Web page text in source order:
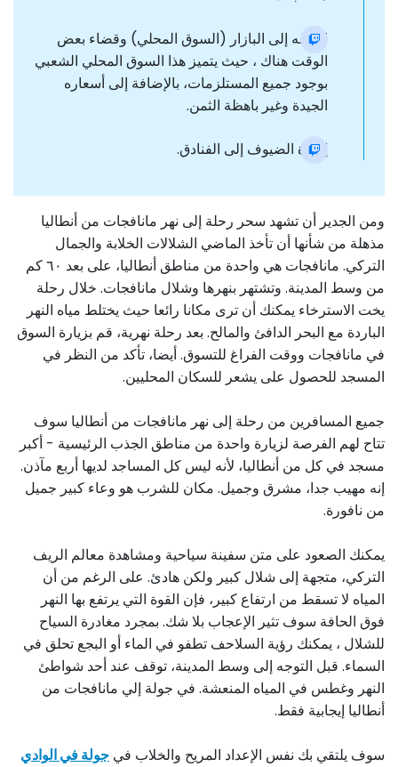
التوجه إلى البازار (السوق المحلي) وقضاء بعض
الوقت هناك ، حيث يتميز هذا السوق المحلي الشعبي
بوجود جميع المستلزمات، بالإضافة إلى أسعاره
الجيدة وغير باهظة الثمن.
إعادة الضيوف إلى الفنادق.
ومن الجدير أن تشهد سحر رحلة إلى نهر مانافجات من أنطاليا
مذهلة من شأنها أن تأخذ الماضي الشلالات الخلابة والجمال
التركي. مانافجات هي واحدة من مناطق أنطاليا، على بعد ٦٠ كم
من وسط المدينة. وتشتهر بنهرها وشلال مانافجات. خلال رحلة
يخت الاسترخاء يمكنك أن ترى مكانا رائعا حيث يختلط مياه النهر
الباردة مع البحر الدافئ والمالح. بعد رحلة نهرية، قم بزيارة السوق
في مانافجات ووقت الفراغ للتسوق. أيضا، تأكد من النظر في
المسجد للحصول على يشعر للسكان المحليين.
جميع المسافرين من رحلة إلى نهر مانافجات من أنطاليا سوف
تتاح لهم الفرصة لزيارة واحدة من مناطق الجذب الرئيسية - أكبر
مسجد في كل من أنطاليا، لأنه ليس كل المساجد لديها أربع مآذن.
إنه مهيب جدا، مشرق وجميل. مكان للشرب هو وعاء كبير جميل
من نافورة.
يمكنك الصعود على متن سفينة سياحية ومشاهدة معالم الريف
التركي، متجهة إلى شلال كبير ولكن هادئ. على الرغم من أن
المياه لا تسقط من ارتفاع كبير، فإن القوة التي يرتفع بها النهر
فوق الحافة سوف تثير الإعجاب بلا شك. بمجرد مغادرة السياح
للشلال ، يمكنك رؤية السلاحف تطفو في الماء أو البجع تحلق في
السماء. قبل التوجه إلى وسط المدينة، توقف عند أحد شواطئ
النهر وغطس في المياه المنعشة. في جولة إلي مانافجات من
أنطاليا إيجابية فقط.
سوف يلتقي بك نفس الإعداد المريح والخلاب في جولة في الوادي